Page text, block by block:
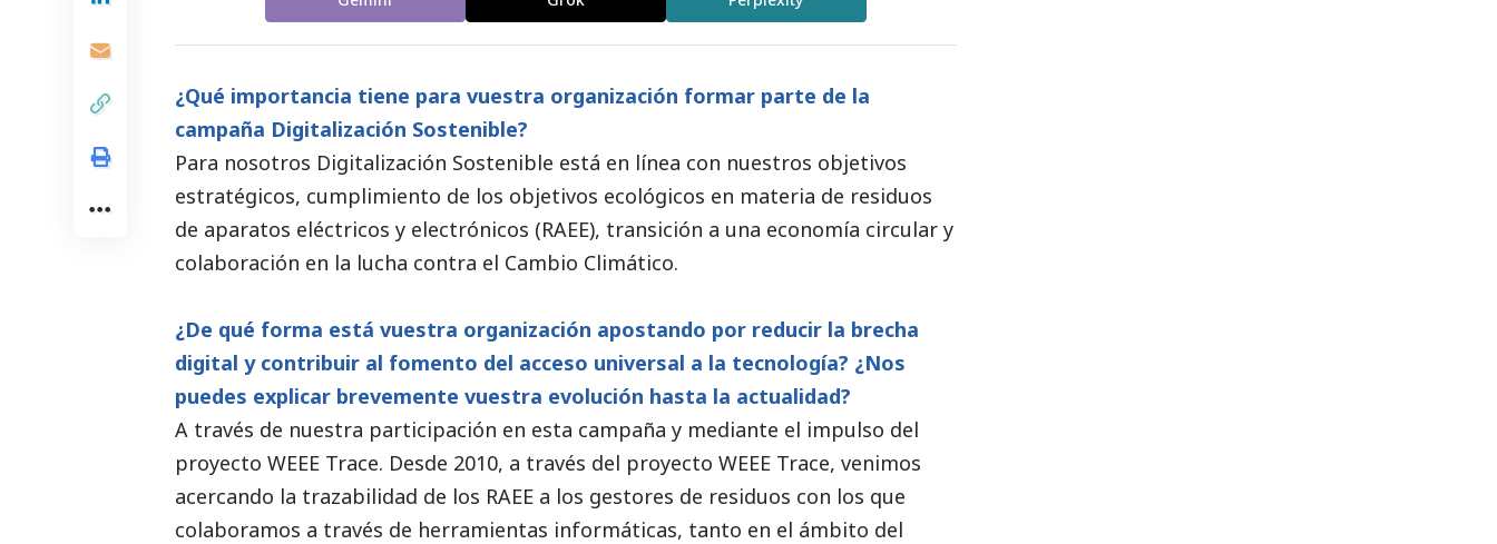
¿Qué importancia tiene para vuestra organización formar parte de la
campaña Digitalización Sostenible?
Para nosotros Digitalización Sostenible está en línea con nuestros objetivos
estratégicos, cumplimiento de los objetivos ecológicos en materia de residuos
de aparatos eléctricos y electrónicos (RAEE), transición a una economía circular y
colaboración en la lucha contra el Cambio Climático.
¿De qué forma está vuestra organización apostando por reducir la brecha
digital y contribuir al fomento del acceso universal a la tecnología? ¿Nos
puedes explicar brevemente vuestra evolución hasta la actualidad?
A través de nuestra participación en esta campaña y mediante el impulso del
proyecto WEEE Trace. Desde 2010, a través del proyecto WEEE Trace, venimos
acercando la trazabilidad de los RAEE a los gestores de residuos con los que
colaboramos a través de herramientas informáticas, tanto en el ámbito del